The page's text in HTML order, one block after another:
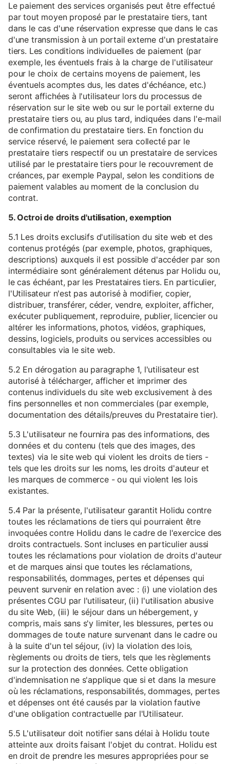
Le paiement des services organisés peut être effectué
par tout moyen proposé par le prestataire tiers, tant
dans le cas d'une réservation expresse que dans le cas
d'une transmission à un portail externe d'un prestataire
tiers. Les conditions individuelles de paiement (par
exemple, les éventuels frais à la charge de l'utilisateur
pour le choix de certains moyens de paiement, les
éventuels acomptes dus, les dates d'échéance, etc.)
seront affichées à l'utilisateur lors du processus de
réservation sur le site web ou sur le portail externe du
prestataire tiers ou, au plus tard, indiquées dans l'e-mail
de confirmation du prestataire tiers. En fonction du
service réservé, le paiement sera collecté par le
prestataire tiers respectif ou un prestataire de services
utilisé par le prestataire tiers pour le recouvrement de
créances, par exemple Paypal, selon les conditions de
paiement valables au moment de la conclusion du
contrat.
5. Octroi de droits d'utilisation, exemption
5.1 Les droits exclusifs d'utilisation du site web et des
contenus protégés (par exemple, photos, graphiques,
descriptions) auxquels il est possible d'accéder par son
intermédiaire sont généralement détenus par Holidu ou,
le cas échéant, par les Prestataires tiers. En particulier,
l'Utilisateur n'est pas autorisé à modifier, copier,
distribuer, transférer, céder, vendre, exploiter, afficher,
exécuter publiquement, reproduire, publier, licencier ou
altérer les informations, photos, vidéos, graphiques,
dessins, logiciels, produits ou services accessibles ou
consultables via le site web.
5.2 En dérogation au paragraphe 1, l'utilisateur est
autorisé à télécharger, afficher et imprimer des
contenus individuels du site web exclusivement à des
fins personnelles et non commerciales (par exemple,
documentation des détails/preuves du Prestataire tier).
5.3 L'utilisateur ne fournira pas des informations, des
données et du contenu (tels que des images, des
textes) via le site web qui violent les droits de tiers -
tels que les droits sur les noms, les droits d'auteur et
les marques de commerce - ou qui violent les lois
existantes.
5.4 Par la présente, l'utilisateur garantit Holidu contre
toutes les réclamations de tiers qui pourraient être
invoquées contre Holidu dans le cadre de l'exercice des
droits contractuels. Sont incluses en particulier aussi
toutes les réclamations pour violation de droits d'auteur
et de marques ainsi que toutes les réclamations,
responsabilités, dommages, pertes et dépenses qui
peuvent survenir en relation avec : (i) une violation des
présentes CGU par l'utilisateur, (ii) l'utilisation abusive
du site Web, (iii) le séjour dans un hébergement, y
compris, mais sans s'y limiter, les blessures, pertes ou
dommages de toute nature survenant dans le cadre ou
à la suite d'un tel séjour, (iv) la violation des lois,
règlements ou droits de tiers, tels que les règlements
sur la protection des données. Cette obligation
d'indemnisation ne s'applique que si et dans la mesure
où les réclamations, responsabilités, dommages, pertes
et dépenses ont été causés par la violation fautive
d'une obligation contractuelle par l'Utilisateur.
5.5 L'utilisateur doit notifier sans délai à Holidu toute
atteinte aux droits faisant l'objet du contrat. Holidu est
en droit de prendre les mesures appropriées pour se